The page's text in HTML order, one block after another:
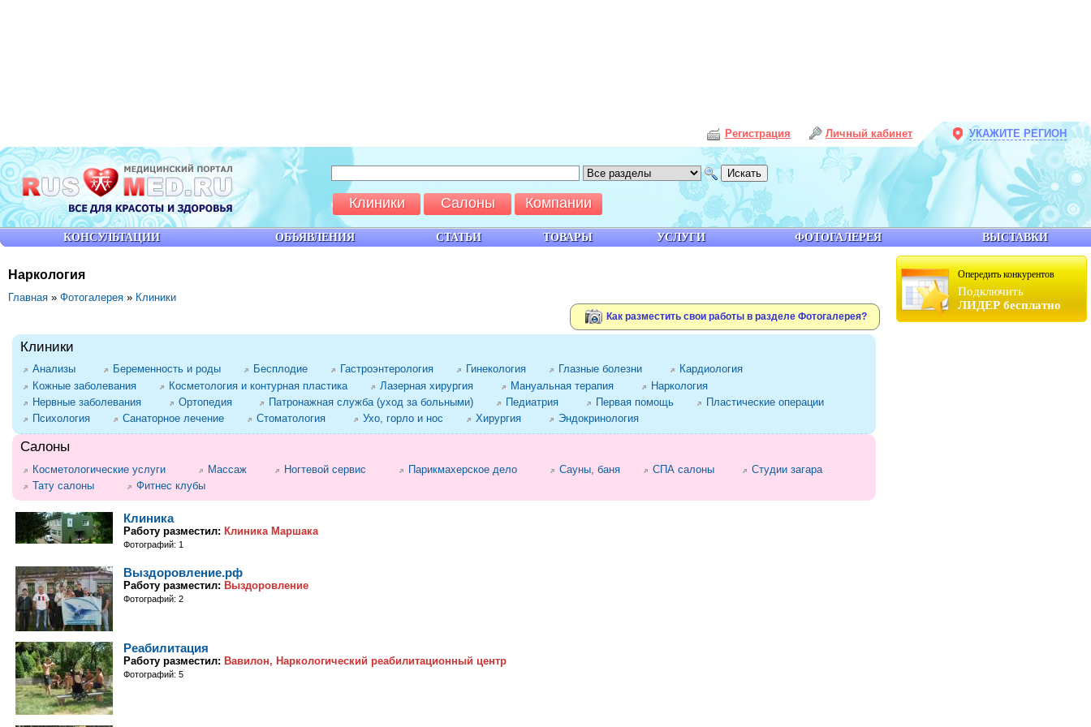
Опередить конкурентов
Подключить
ЛИДЕР бесплатно
Наркология
Главная » Фотогалерея » Клиники
Как разместить свои работы в разделе Фотогалерея?
Клиники
Анализы Беременность и роды Бесплодие Гастроэнтерология Гинекология Глазные болезни
Кардиология
Кожные заболевания
Косметология и контурная пластика Лазерная хирургия Мануальная терапия
Наркология
Нервные заболевания
Ортопедия Патронажная служба (уход за больными) Педиатрия Первая помощь
Пластические операции
Психология
Санаторное лечение Стоматология Ухо, горло и нос Хирургия Эндокринология
Салоны
Косметологические услуги Массаж Ногтевой сервис Парикмахерское дело Сауны, баня СПА салоны
Студии загара
Тату салоны
Фитнес клубы
Клиника
Работу разместил: Клиника Маршака
Фотографий: 1
Выздоровление.рф
Работу разместил: Выздоровление
Фотографий: 2
Реабилитация
Работу разместил: Вавилон, Наркологический реабилитационный центр
Фотографий: 5
КОНСУЛЬТАЦИИ ОБЪЯВЛЕНИЯ СТАТЬИ ТОВАРЫ УСЛУГИ ФОТОГАЛЕРЕЯ ВЫСТАВКИ
Клиники Салоны Компании
Личный кабинет
Регистрация УКАЖИТЕ РЕГИОН